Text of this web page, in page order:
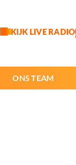
KIJK LIVE RADIO
ONS TEAM